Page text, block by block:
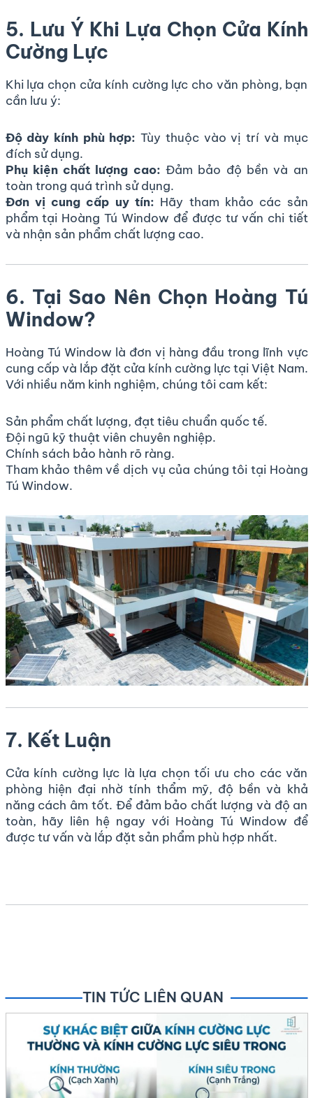
5. Lưu Ý Khi Lựa Chọn Cửa Kính
Cường Lực
Khi lựa chọn cửa kính cường lực cho văn phòng, bạn
cần lưu ý:
Độ dày kính phù hợp: Tùy thuộc vào vị trí và mục
đích sử dụng.
Phụ kiện chất lượng cao: Đảm bảo độ bền và an
toàn trong quá trình sử dụng.
Đơn vị cung cấp uy tín: Hãy tham khảo các sản
phẩm tại Hoàng Tú Window để được tư vấn chi tiết
và nhận sản phẩm chất lượng cao.
6. Tại Sao Nên Chọn Hoàng Tú
Window?
Hoàng Tú Window là đơn vị hàng đầu trong lĩnh vực
cung cấp và lắp đặt cửa kính cường lực tại Việt Nam.
Với nhiều năm kinh nghiệm, chúng tôi cam kết:
Sản phẩm chất lượng, đạt tiêu chuẩn quốc tế.
Đội ngũ kỹ thuật viên chuyên nghiệp.
Chính sách bảo hành rõ ràng.
Tham khảo thêm về dịch vụ của chúng tôi tại Hoàng
Tú Window.
7. Kết Luận
Cửa kính cường lực là lựa chọn tối ưu cho các văn
phòng hiện đại nhờ tính thẩm mỹ, độ bền và khả
năng cách âm tốt. Để đảm bảo chất lượng và độ an
toàn, hãy liên hệ ngay với Hoàng Tú Window để
được tư vấn và lắp đặt sản phẩm phù hợp nhất.
TIN TỨC LIÊN QUAN